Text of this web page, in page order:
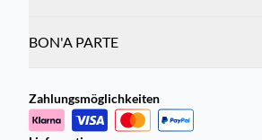
BON'A PARTE
Zahlungsmöglichkeiten